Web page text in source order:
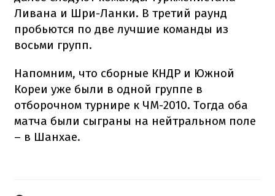
Ливана и Шри-Ланки. В третий раунд
пробьются по две лучшие команды из
восьми групп.
Напомним, что сборные КНДР и Южной
Кореи уже были в одной группе в
отборочном турнире к ЧМ-2010. Тогда оба
матча были сыграны на нейтральном поле
– в Шанхае.